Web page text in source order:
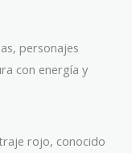
personajes
con energía y
rojo, conocido